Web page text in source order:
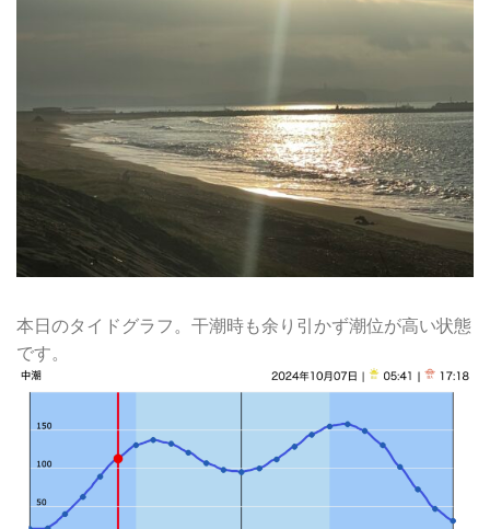
本日のタイドグラフ。干潮時も余り引かず潮位が高い状態
です。